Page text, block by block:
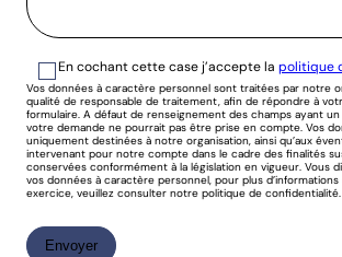
RGPD*
En cochant cette case j’accepte la politique
Vos données à caractère personnel sont traitées par notre
qualité de responsable de traitement, afin de répondre à
formulaire. A défaut de renseignement des champs ayant
votre demande ne pourrait pas être prise en compte. Vos
uniquement destinées à notre organisation, ainsi qu’aux
intervenant pour notre compte dans le cadre des finalités
conservées conformément à la législation en vigueur. Vous
vos données à caractère personnel, pour plus
exercice, veuillez consulter notre politique de confidentialité.